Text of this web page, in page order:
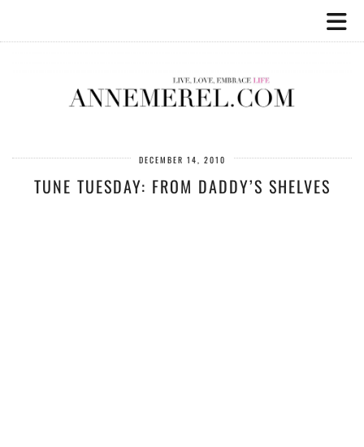
DECEMBER 14, 2010
TUNE TUESDAY: FROM DADDY’S SHELVES